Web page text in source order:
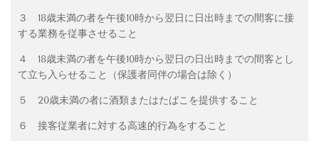
３ 18歳未満の者を午後10時から翌日に日出時までの間客に接
する業務を従事させること
４ 18歳未満の者を午後10時から翌日の日出時までの間客とし
て立ち入らせること（保護者同伴の場合は除く）
５ 20歳未満の者に酒類またはたばこを提供すること
６ 接客従業者に対する高速的行為をすること